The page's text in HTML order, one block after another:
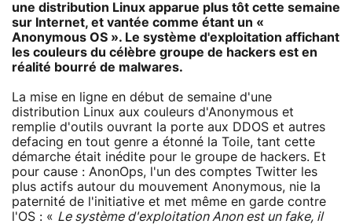
une distribution Linux apparue plus tôt cette semaine
sur Internet, et vantée comme étant un «
Anonymous OS ». Le système d'exploitation affichant
les couleurs du célèbre groupe de hackers est en
réalité bourré de malwares.
La mise en ligne en début de semaine d'une
distribution Linux aux couleurs d'Anonymous et
remplie d'outils ouvrant la porte aux DDOS et autres
defacing en tout genre a étonné la Toile, tant cette
démarche était inédite pour le groupe de hackers. Et
pour cause : AnonOps, l'un des comptes Twitter les
plus actifs autour du mouvement Anonymous, nie la
paternité de l'initiative et met même en garde contre
l'OS : « Le système d'exploitation Anon est un fake, il